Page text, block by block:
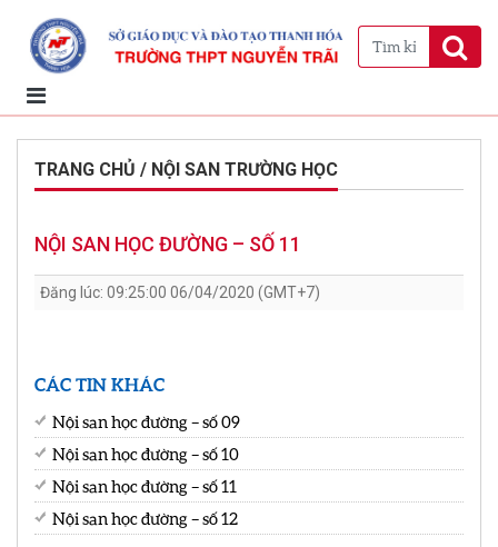
TRANG CHỦ / NỘI SAN TRƯỜNG HỌC
NỘI SAN HỌC ĐƯỜNG – SỐ 11
Đăng lúc: 09:25:00 06/04/2020 (GMT+7)
CÁC TIN KHÁC
Nội san học đường – số 09
Nội san học đường – số 10
Nội san học đường – số 11
Nội san học đường – số 12